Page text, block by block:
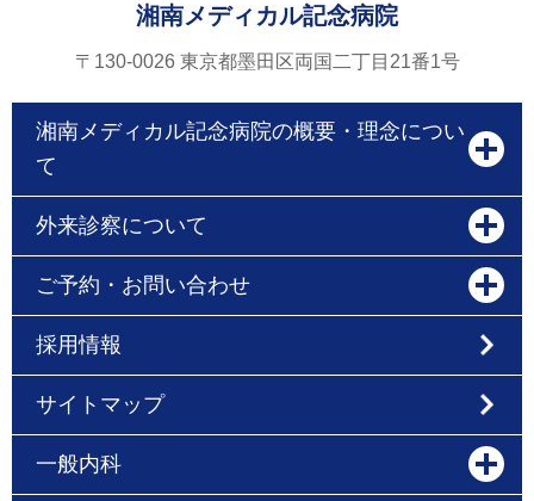
湘南メディカル記念病院
〒130-0026 東京都墨田区両国二丁目21番1号
湘南メディカル記念病院の概要・理念につい
て
外来診察について
ご予約・お問い合わせ
採用情報
サイトマップ
一般内科